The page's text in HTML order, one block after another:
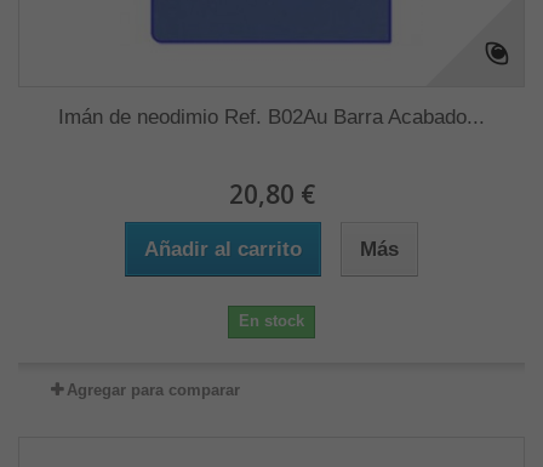
Imán de neodimio Ref. B02Au Barra Acabado...
20,80 €
Añadir al carrito Más
En stock
Agregar para comparar